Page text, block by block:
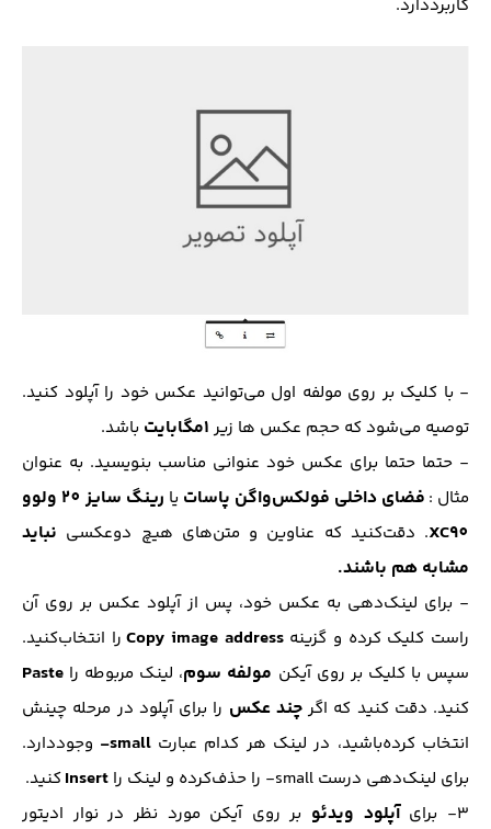
کاربرد‌دارد.
- با کلیک بر روی مولفه اول می‌توانید عکس خود را آپلود کنید.
توصیه می‌شود که حجم عکس ها زیر 1مگابایت
باشد.
- حتما حتما برای عکس خود عنوانی مناسب بنویسید. به عنوان
مثال : فضای داخلی فولکس‌واگن پاسات یا
رینگ سایز 20 ولوو
XC90. دقت‌کنید که عناوین و متن‌های هیچ دو‌عکسی نباید
مشابه هم باشند.
- برای لینک‌دهی به عکس خود، پس از آپلود عکس بر روی آن
راست کلیک کرده و گزینهCopy image address را انتخاب‌کنید.
سپس با کلیک بر روی آیکن مولفه سوم، لینک مربوطه را Paste
کنید. دقت کنید که اگرچند عکس را برای آپلود در مرحله چینش
انتخاب کرده‌باشید، در لینک هر کدام عبارت
وجود‌دارد.
برای لینک‌دهی درست small- را حذف‌کرده و لینک را
Insertکنید.
3- برای
آپلود ویدئو بر روی آیکن مورد نظر در نوار ادیتور